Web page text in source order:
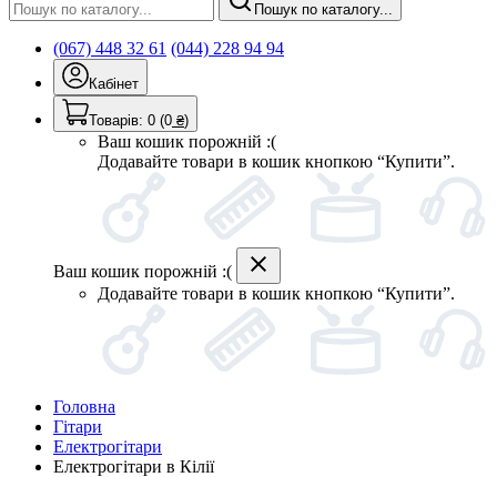
Пошук по каталогу...
(067) 448 32 61 (044) 228 94 94
Кабінет
Товарів: 0 (0 ₴)
Ваш кошик порожній :(
Додавайте товари в кошик кнопкою “Купити”.
Ваш кошик порожній :(
Додавайте товари в кошик кнопкою “Купити”.
Головна
Гітари
Електрогітари
Електрогітари в Кілії